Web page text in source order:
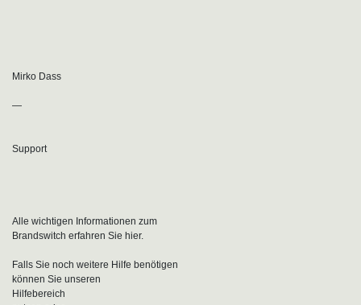
Mirko Dass
—
Support
Alle wichtigen Informationen zum
Brandswitch erfahren Sie hier.
Falls Sie noch weitere Hilfe benötigen
können Sie unseren
Hilfebereich